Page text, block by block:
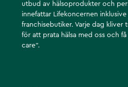
utbud av hälsoprodukter och
innefattar Lifekoncernen
franchisebutiker. Varje dag kliver
för att prata hälsa med oss och
care”.